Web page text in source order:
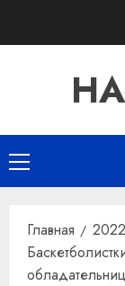
Основное
меню
Главная 2022